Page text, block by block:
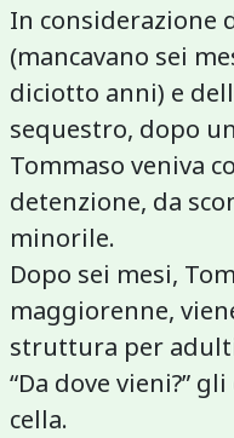
In considerazione
(mancavano sei
diciotto anni) e
sequestro, dopo
Tommaso veniva
detenzione, da
minorile.
Dopo sei mesi,
maggiorenne,
struttura per
“Da dove vieni?”
cella.